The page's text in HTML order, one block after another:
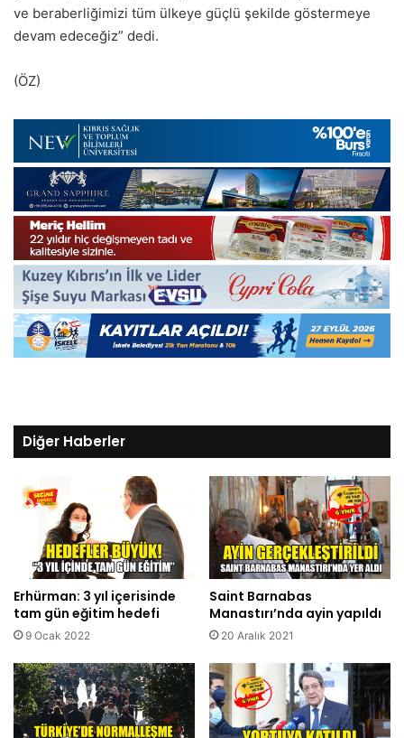
ve beraberliğimizi tüm ülkeye güçlü şekilde göstermeye
devam edeceğiz” dedi.
(ÖZ)
Diğer Haberler
Erhürman: 3 yıl içerisinde
tam gün eğitim hedefi
9 Ocak 2022
Saint Barnabas
Manastırı’nda ayin yapıldı
20 Aralık 2021